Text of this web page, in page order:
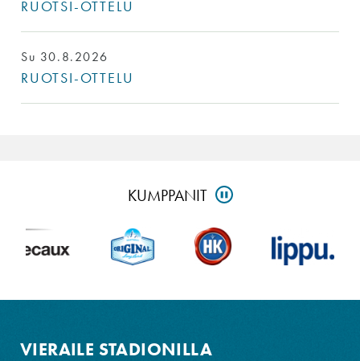
RUOTSI-OTTELU
Su 30.8.2026
RUOTSI-OTTELU
siirry
KUMPPANIT
VIERAILE STADIONILLA